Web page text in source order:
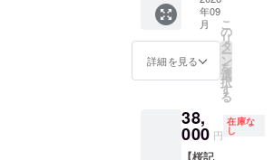
だきま
すが、
応は出
来かね
くなっ
た場
できる
限りの
いただ
きます
が、そ
ん。）
②HP内
ページ
へのデ
１名様
の個人
名のみ
（豊田
市産）
・添加
物表
示
卵・乳
成分・
12名
様）を
お渡し
しま
リーグ
の日程
レート
をおつ
けいた
しま
す。 掲
2026年
9月1
日〜桜
年09
月
詳細を見る
こ
の
リ
タ
ー
ン
を
選
択
す
る
38,
000 円
在庫な
し